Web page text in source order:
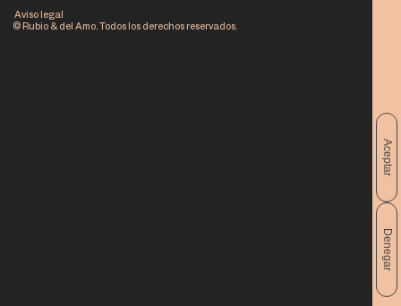
Aceptar
Denegar
© Rubio & del Amo. Todos los derechos reservados.
Aviso legal